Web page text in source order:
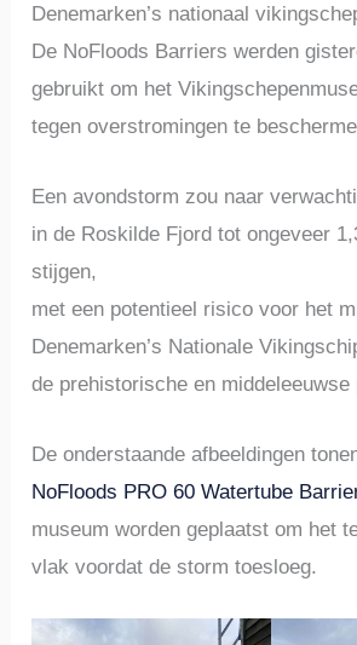
Denemarken’s nationaal
De NoFloods Barriers werden
gebruikt om het
tegen overstromingen te
Een avondstorm zou naar
in de Roskilde Fjord tot ongeveer
stijgen,
met een potentieel risico voor het
Denemarken’s Nationale
de prehistorische en middeleeuwse
De onderstaande afbeeldingen
NoFloods PRO 60 Watertube
museum worden geplaatst om het
vlak voordat de storm toesloeg.